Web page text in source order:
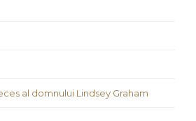
al domnului Lindsey Graham